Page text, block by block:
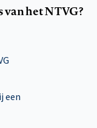
het NTVG?
een